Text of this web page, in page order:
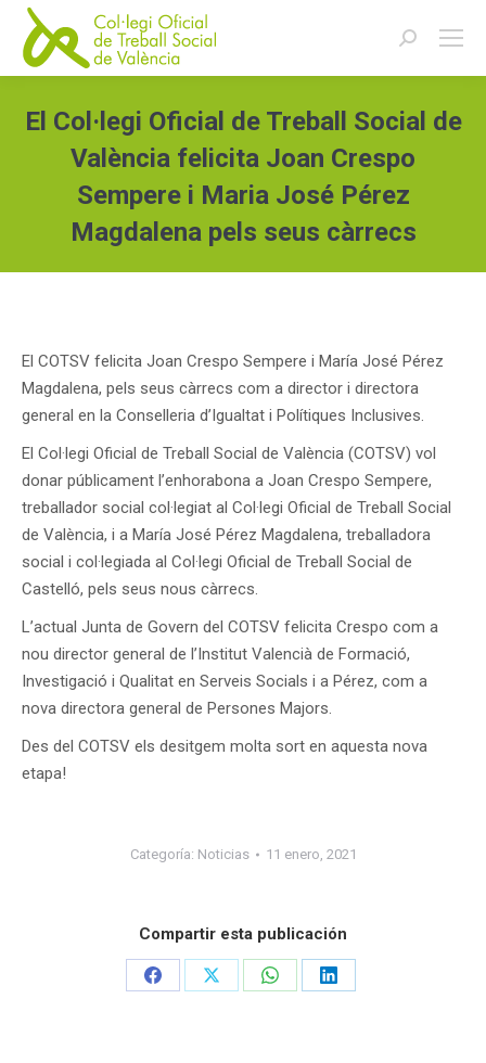
Buscar:
El Col·legi Oficial de Treball Social de
València felicita Joan Crespo
Sempere i Maria José Pérez
Magdalena pels seus càrrecs
El COTSV felicita Joan Crespo Sempere i María José Pérez
Magdalena, pels seus càrrecs com a director i directora
general en la Conselleria d’Igualtat i Polítiques Inclusives.
El Col·legi Oficial de Treball Social de València (COTSV) vol
donar públicament l’enhorabona a Joan Crespo Sempere,
treballador social col·legiat al Col·legi Oficial de Treball Social
de València, i a María José Pérez Magdalena, treballadora
social i col·legiada al Col·legi Oficial de Treball Social de
Castelló, pels seus nous càrrecs.
L’actual Junta de Govern del COTSV felicita Crespo com a
nou director general de l’Institut Valencià de Formació,
Investigació i Qualitat en Serveis Socials i a Pérez, com a
nova directora general de Persones Majors.
Des del COTSV els desitgem molta sort en aquesta nova
etapa!
Categoría: Noticias 11 enero, 2021
Compartir esta publicación
Share
Share
Share
Share